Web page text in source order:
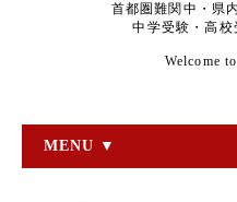
首都圏難関中・県
中学受験・高
Welcome
MENU ▼